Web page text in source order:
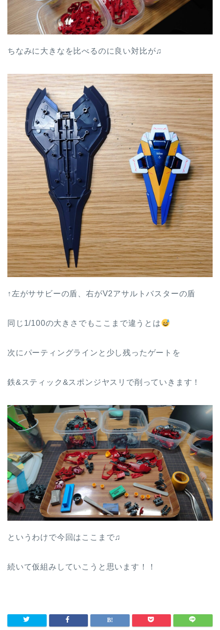
ちなみに大きなを比べるのに良い対比が♫
↑左がササビーの盾、右がV2アサルトバスターの盾
同じ1/100の大きさでもここまで違うとは
次にパーティングラインと少し残ったゲートを
鉄&スティック&スポンジヤスリで削っていきます！
というわけで今回はここまで♫
続いて仮組みしていこうと思います！！